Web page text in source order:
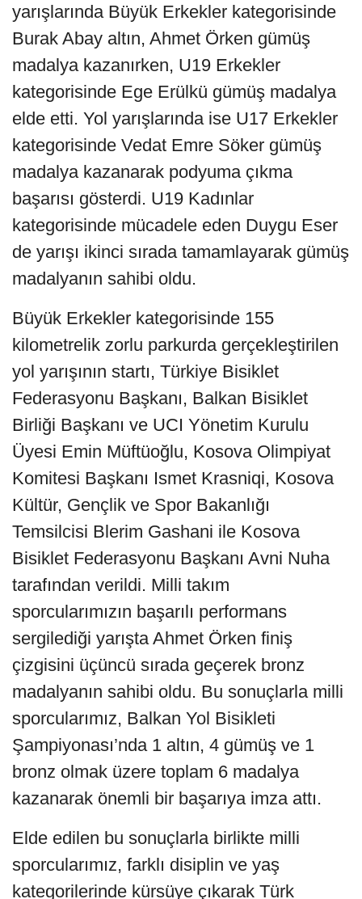
yarışlarında Büyük Erkekler kategorisinde
Burak Abay altın, Ahmet Örken gümüş
madalya kazanırken, U19 Erkekler
kategorisinde Ege Erülkü gümüş madalya
elde etti. Yol yarışlarında ise U17 Erkekler
kategorisinde Vedat Emre Söker gümüş
madalya kazanarak podyuma çıkma
başarısı gösterdi. U19 Kadınlar
kategorisinde mücadele eden Duygu Eser
de yarışı ikinci sırada tamamlayarak gümüş
madalyanın sahibi oldu.
Büyük Erkekler kategorisinde 155
kilometrelik zorlu parkurda gerçekleştirilen
yol yarışının startı, Türkiye Bisiklet
Federasyonu Başkanı, Balkan Bisiklet
Birliği Başkanı ve UCI Yönetim Kurulu
Üyesi Emin Müftüoğlu, Kosova Olimpiyat
Komitesi Başkanı Ismet Krasniqi, Kosova
Kültür, Gençlik ve Spor Bakanlığı
Temsilcisi Blerim Gashani ile Kosova
Bisiklet Federasyonu Başkanı Avni Nuha
tarafından verildi. Milli takım
sporcularımızın başarılı performans
sergilediği yarışta Ahmet Örken finiş
çizgisini üçüncü sırada geçerek bronz
madalyanın sahibi oldu. Bu sonuçlarla milli
sporcularımız, Balkan Yol Bisikleti
Şampiyonası’nda 1 altın, 4 gümüş ve 1
bronz olmak üzere toplam 6 madalya
kazanarak önemli bir başarıya imza attı.
Elde edilen bu sonuçlarla birlikte milli
sporcularımız, farklı disiplin ve yaş
kategorilerinde kürsüye çıkarak Türk